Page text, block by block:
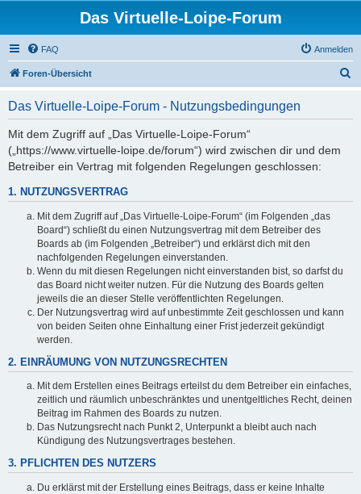
Das Virtuelle-Loipe-Forum
FAQ Anmelden
Foren-Übersicht
Das Virtuelle-Loipe-Forum - Nutzungsbedingungen
Mit dem Zugriff auf „Das Virtuelle-Loipe-Forum“
(„https://www.virtuelle-loipe.de/forum“) wird zwischen dir und dem
Betreiber ein Vertrag mit folgenden Regelungen geschlossen:
1. NUTZUNGSVERTRAG
Mit dem Zugriff auf „Das Virtuelle-Loipe-Forum“ (im Folgenden „das
Board“) schließt du einen Nutzungsvertrag mit dem Betreiber des
Boards ab (im Folgenden „Betreiber“) und erklärst dich mit den
nachfolgenden Regelungen einverstanden.
Wenn du mit diesen Regelungen nicht einverstanden bist, so darfst du
das Board nicht weiter nutzen. Für die Nutzung des Boards gelten
jeweils die an dieser Stelle veröffentlichten Regelungen.
Der Nutzungsvertrag wird auf unbestimmte Zeit geschlossen und kann
von beiden Seiten ohne Einhaltung einer Frist jederzeit gekündigt
werden.
2. EINRÄUMUNG VON NUTZUNGSRECHTEN
Mit dem Erstellen eines Beitrags erteilst du dem Betreiber ein einfaches,
zeitlich und räumlich unbeschränktes und unentgeltliches Recht, deinen
Beitrag im Rahmen des Boards zu nutzen.
Das Nutzungsrecht nach Punkt 2, Unterpunkt a bleibt auch nach
Kündigung des Nutzungsvertrages bestehen.
3. PFLICHTEN DES NUTZERS
Du erklärst mit der Erstellung eines Beitrags, dass er keine Inhalte